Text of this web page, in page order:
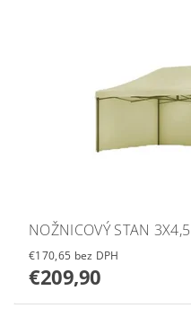
NOŽNICOVÝ STAN
€170,65 bez DPH
€209,90